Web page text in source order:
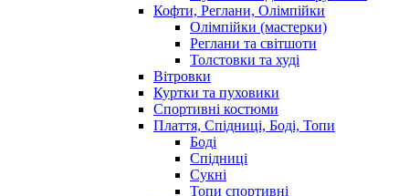
Кофти, Реглани, Олімпійки
Олімпійки (мастерки)
Реглани та світшоти
Толстовки та худі
Вітровки
Куртки та пуховики
Спортивні костюми
Плаття, Спідниці, Боді, Топи
Боді
Спідниці
Сукні
Топи спортивні